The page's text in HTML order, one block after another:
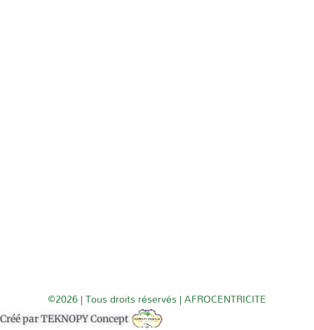
©2026 | Tous droits réservés | AFROCENTRICITE
Créé par TEKNOPY Concept